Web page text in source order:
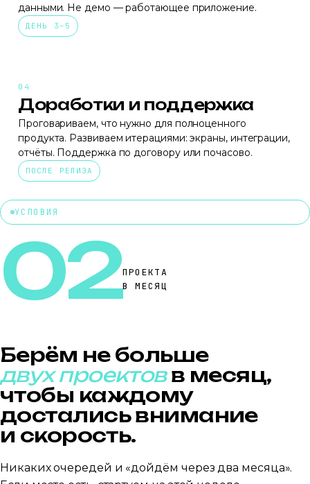
данными. Не демо — работающее приложение.
ДЕНЬ 3–5
Доработки и поддержка
Проговариваем, что нужно для полноценного
продукта. Развиваем итерациями: экраны, интеграции,
отчёты. Поддержка по договору или почасово.
ПОСЛЕ РЕЛИЗА
УСЛОВИЯ
02ПРОЕКТА
В МЕСЯЦ
Берём не больше
двух проектовв месяц,
чтобы каждому
достались внимание
и скорость.
Никаких очередей и «дойдём через два месяца».